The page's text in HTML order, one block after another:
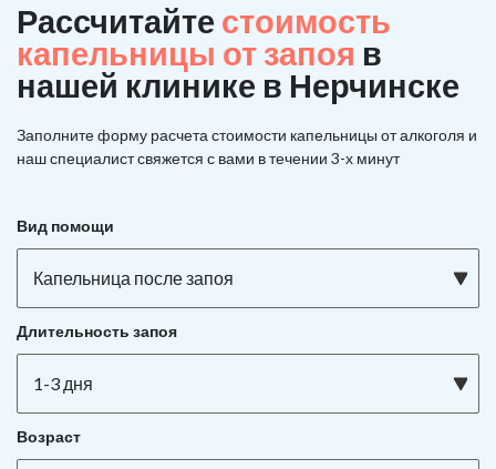
Рассчитайте стоимость
капельницы от запоя в
нашей клинике в Нерчинске
Заполните форму расчета стоимости капельницы от алкоголя и
наш специалист свяжется с вами в течении 3-х минут
Вид помощи
Капельница после запоя
Длительность запоя
1-3 дня
Возраст